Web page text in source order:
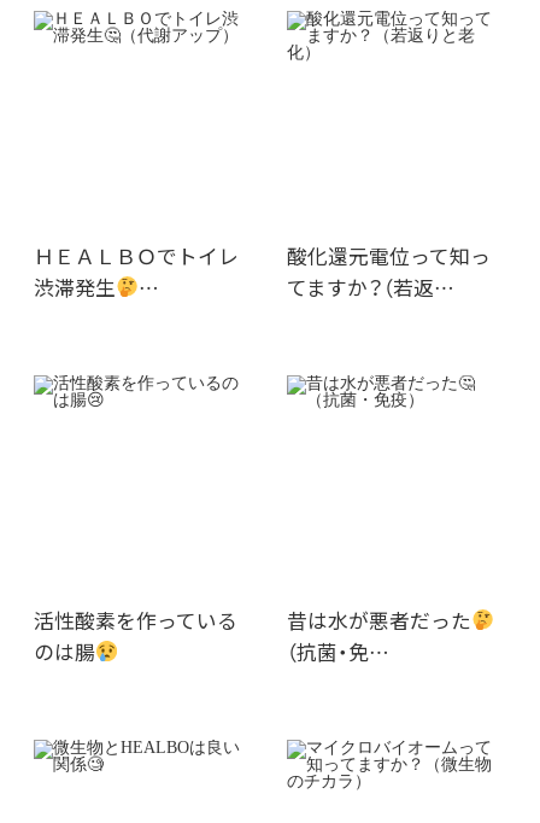
ＨＥＡＬＢＯでトイレ
渋滞発生
…
酸化還元電位って知っ
てますか？（若返…
活性酸素を作っている
のは腸
昔は水が悪者だった
（抗菌・免…